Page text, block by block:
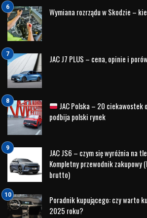
Podsumowanie
Land Rover Range Rover to nie tylko
luksusu, wyrafinowania i prestiżu, który
miłośników motoryzacji na całym
królewską rodziną brytyjską, a
Elżbietą II, nadają Range Roverowi
historyczne znaczenie. Dzięki tej
Rover stał się nie tylko ikoną
nieodłącznym elementem brytyjskiej
Udostępnij